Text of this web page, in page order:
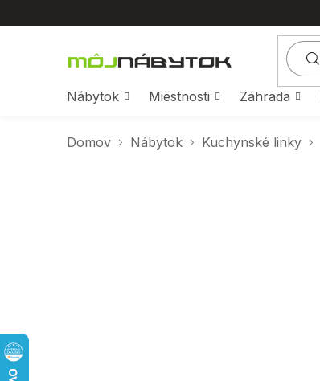
na
Nábytok
Miestnosti Záhrada
Domov Nábytok Kuchynské linky